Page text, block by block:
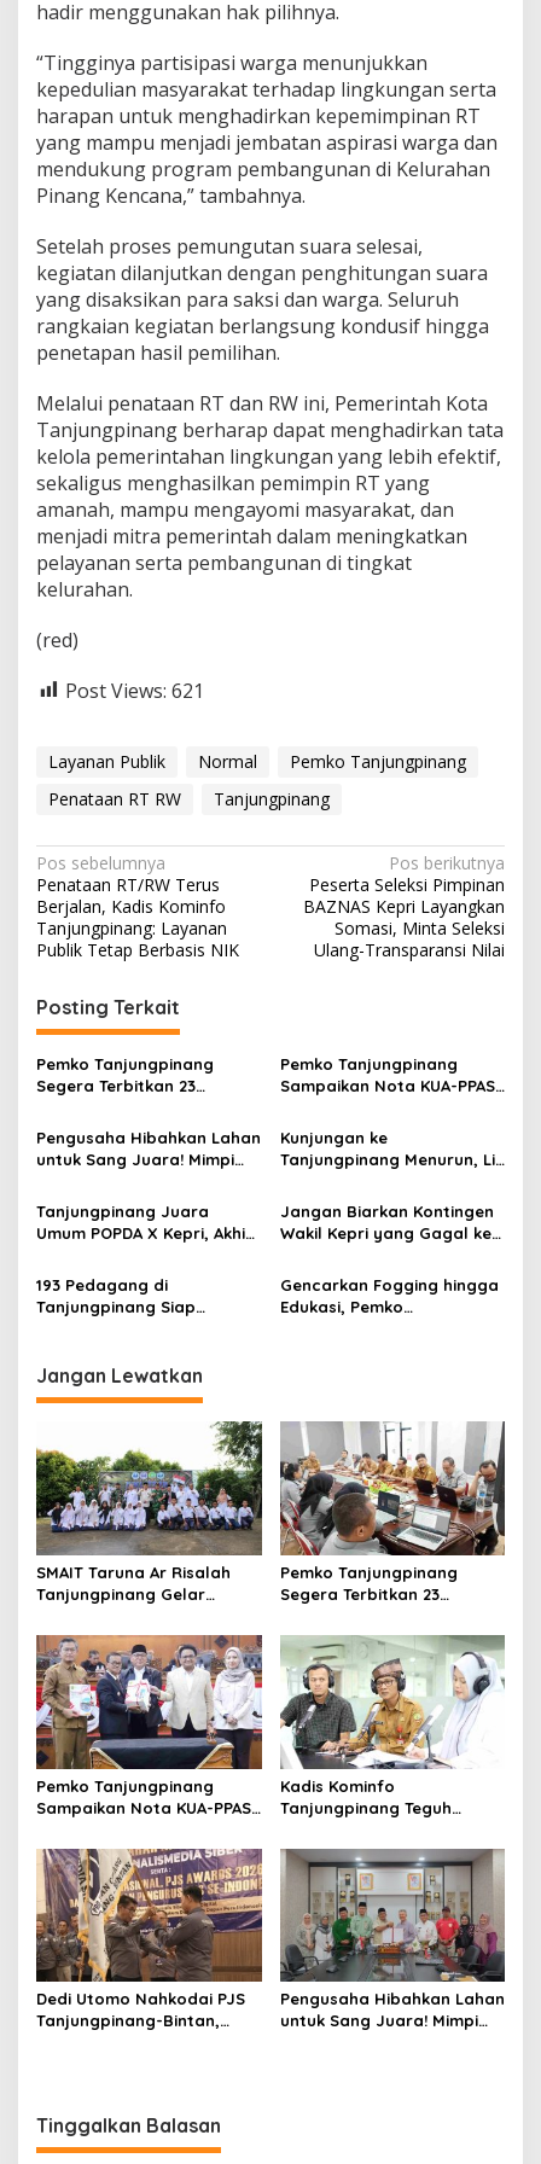
hadir menggunakan hak pilihnya.
“Tingginya partisipasi warga menunjukkan
kepedulian masyarakat terhadap lingkungan serta
harapan untuk menghadirkan kepemimpinan RT
yang mampu menjadi jembatan aspirasi warga dan
mendukung program pembangunan di Kelurahan
Pinang Kencana,” tambahnya.
Setelah proses pemungutan suara selesai,
kegiatan dilanjutkan dengan penghitungan suara
yang disaksikan para saksi dan warga. Seluruh
rangkaian kegiatan berlangsung kondusif hingga
penetapan hasil pemilihan.
Melalui penataan RT dan RW ini, Pemerintah Kota
Tanjungpinang berharap dapat menghadirkan tata
kelola pemerintahan lingkungan yang lebih efektif,
sekaligus menghasilkan pemimpin RT yang
amanah, mampu mengayomi masyarakat, dan
menjadi mitra pemerintah dalam meningkatkan
pelayanan serta pembangunan di tingkat
kelurahan.
(red)
Post Views: 621
Layanan Publik Normal
Pemko Tanjungpinang
Penataan RT RW
Tanjungpinang
N
a
v
g
a
s
p
o
s
Pos sebelumnya
Penataan RT/RW Terus
Berjalan, Kadis Kominfo
Tanjungpinang: Layanan
Publik Tetap Berbasis NIK
Pos berikutnya
Peserta Seleksi Pimpinan
BAZNAS Kepri Layangkan
Somasi, Minta Seleksi
Ulang-Transparansi Nilai
Posting Terkait
Pemko Tanjungpinang
Segera Terbitkan 23
Pemko Tanjungpinang
Sampaikan Nota KUA-PPAS
DPRD
Pengusaha Hibahkan Lahan
untuk Sang Juara! Mimpi
Sendiri Kian Nyata
Kunjungan ke
Tanjungpinang Menurun, Lis
Wisatawan Mancing
Tanjungpinang Juara
Umum POPDA X Kepri, Akhiri
Jangan Biarkan Kontingen
Wakil Kepri yang Gagal ke
Menjadi Korban yang
Terlupakan
193 Pedagang di
Tanjungpinang Siap
Gencarkan Fogging hingga
Edukasi, Pemko
Jangan Lewatkan
SMAIT Taruna Ar Risalah
Tanjungpinang Gelar
Tanamkan Disiplin dan Jiwa
Kepemimpinan
Pemko Tanjungpinang
Segera Terbitkan 23
Pemko Tanjungpinang
Sampaikan Nota KUA-PPAS
DPRD
Kadis Kominfo
Tanjungpinang Teguh
Warga Jadi Bahan Evaluasi
Pemerintah
Dedi Utomo Nahkodai PJS
Tanjungpinang-Bintan,
Pengusaha Hibahkan Lahan
untuk Sang Juara! Mimpi
Tinggalkan Balasan